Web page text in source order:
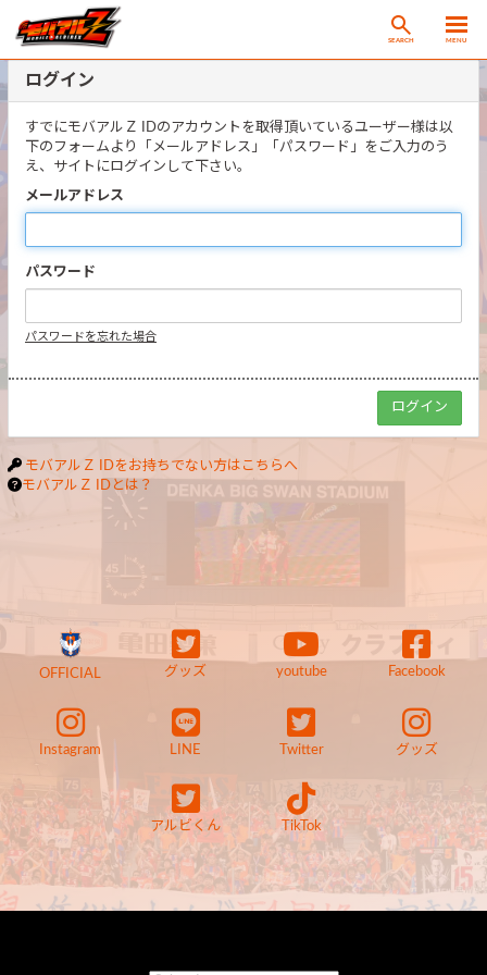
SEARCH MENU
ログイン
すでにモバアルＺ IDのアカウントを取得頂いているユーザー様は以
下のフォームより「メールアドレス」「パスワード」をご入力のう
え、サイトにログインして下さい。
メールアドレス
パスワード
パスワードを忘れた場合
モバアルＺ IDをお持ちでない方はこちらへ
モバアルＺ IDとは？
OFFICIAL グッズ youtube Facebook
Instagram LINE Twitter グッズ
アルビくん TikTok